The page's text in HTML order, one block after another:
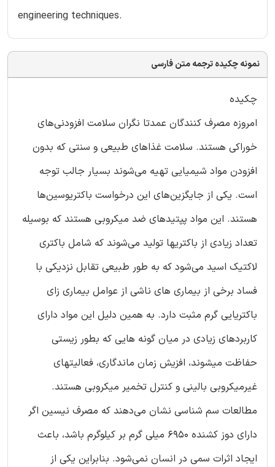
engineering techniques.
نمونه چکیده ترجمه متن فارسی
چکیده
امروزه مصرف کنندگان عمدتا نگران سلامت افزودنی‌های
خوراکی هستند. سلامت غذاهای طبیعی و سنتی که بدون
افزودن مواد شیمیایی تهیه می‌شوند بسیار جالب توجه
است. یکی از جایگزین‌های این درخواست باکتریوسین‌ها
هستند. این مواد پپتیدهای ضد میکروبی هستند که بوسیله
تعداد زیادی از باکتریها تولید می‌شوند که شامل باکتری
لاکتیک اسید می‌شود که به طور طبیعی تقابل نزدیکی با
فساد برخی از بیماری های ناشی از عوامل بیماری زای
باکتریایی گرم مثبت دارد. به همین دلیل این مواد دارای
کاربردهای زیادی در میان گونه هایی که بطور زیستی
حفاظت میشوند، افزیش زمان ماندگاری، فعالیتهای
غیرمیکروبی بالینی و کنترل تخمیر میکروبی هستند.
مطالعات سم شناسی نشان می‌دهند که مصرف نیسین اگر
دارای دوز کشنده 6950 میلی گرم بر کیلوگرم باشد، باعث
ایجاد اثرات سمی در انسان نمی‌شود. بنابراین یکی از